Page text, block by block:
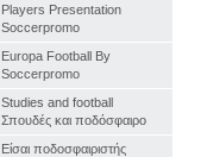
Players Presentation
Soccerpromo
Europa Football By
Soccerpromo
Studies and football
Σπουδές και ποδόσφαιρο
Είσαι ποδοσφαιριστής